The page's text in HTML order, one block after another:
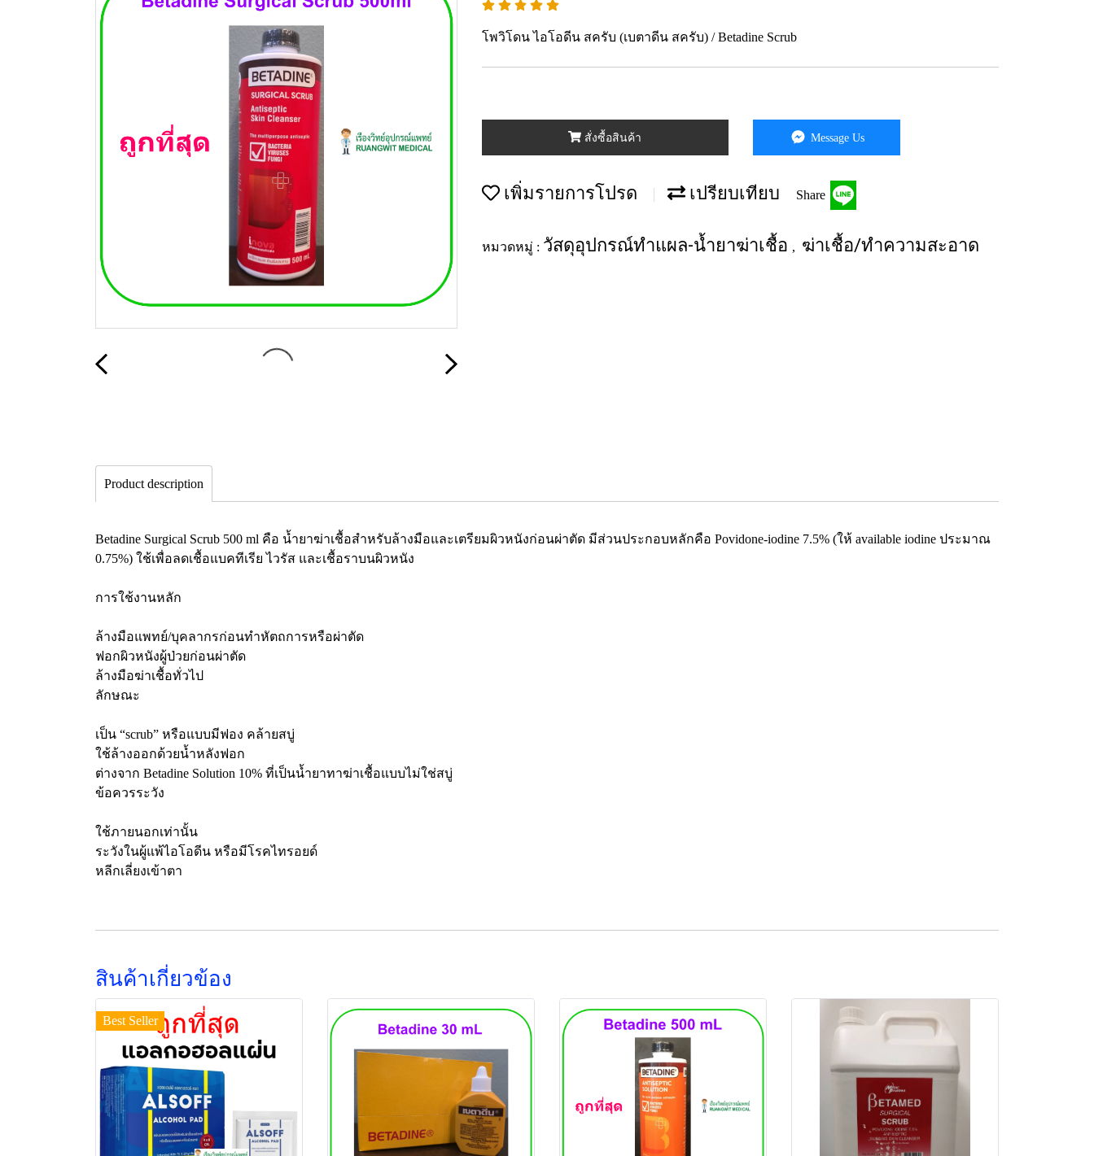
โพวิโดน ไอโอดีน สครับ (เบตาดีน สครับ) / Betadine Scrub
สั่งซื้อสินค้า Message Us
เพิ่มรายการโปรด เปรียบเทียบ Share
หมวดหมู่ : วัสดุอุปกรณ์ทำแผล-น้ำยาฆ่าเชื้อ , ฆ่าเชื้อ/ทำความสะอาด
Product description
Betadine Surgical Scrub 500 ml คือ น้ำยาฆ่าเชื้อสำหรับล้างมือและเตรียมผิวหนังก่อนผ่าตัด มีส่วนประกอบหลักคือ Povidone-iodine 7.5% (ให้ available iodine ประมาณ
0.75%) ใช้เพื่อลดเชื้อแบคทีเรีย ไวรัส และเชื้อราบนผิวหนัง
การใช้งานหลัก
ล้างมือแพทย์/บุคลากรก่อนทำหัตถการหรือผ่าตัด
ฟอกผิวหนังผู้ป่วยก่อนผ่าตัด
ล้างมือฆ่าเชื้อทั่วไป
ลักษณะ
เป็น “scrub” หรือแบบมีฟอง คล้ายสบู่
ใช้ล้างออกด้วยน้ำหลังฟอก
ต่างจาก Betadine Solution 10% ที่เป็นน้ำยาทาฆ่าเชื้อแบบไม่ใช่สบู่
ข้อควรระวัง
ใช้ภายนอกเท่านั้น
ระวังในผู้แพ้ไอโอดีน หรือมีโรคไทรอยด์
หลีกเลี่ยงเข้าตา
สินค้าเกี่ยวข้อง
Best Seller